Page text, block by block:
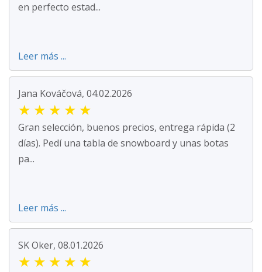
en perfecto estad...
Leer más ...
Jana Kováčová, 04.02.2026
★ ★ ★ ★ ★
Gran selección, buenos precios, entrega rápida (2
días). Pedí una tabla de snowboard y unas botas
pa...
Leer más ...
SK Oker, 08.01.2026
★ ★ ★ ★ ★